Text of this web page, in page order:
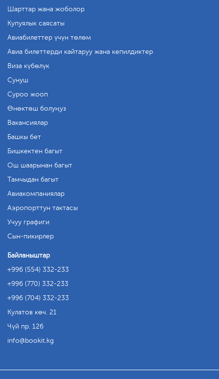
Шарттар жана жоболор
Купуялык саясаты
Авиабилеттер үчүн төлөм
Авиа билеттерди кайтаруу жана кепилдиктер
Виза күбөлүк
Сунуш
Суроо жооп
Өнөктөш болуңуз
Вакансиялар
Башкы бет
Бишкектен багыт
Ош шаарынан багыт
Тамчыдан багыт
Авиакомпаниялар
Аэропорттун тактасы
Учуу графиги
Сын-пикирлер
Байланыштар
+996 (554) 332-233
+996 (770) 332-233
+996 (704) 332-233
Кулатов көч. 21
Чүй пр. 126
info
bookit.kg